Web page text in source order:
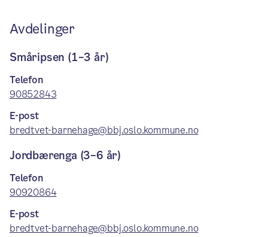
Avdelinger
Småripsen (1–3 år)
Telefon
90852843
E-post
bredtvet-barnehage@bbj.oslo.kommune.no
Jordbærenga (3–6 år)
Telefon
90920864
E-post
bredtvet-barnehage@bbj.oslo.kommune.no